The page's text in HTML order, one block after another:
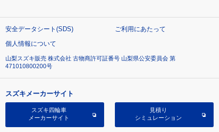
安全データシート(SDS)
ご利用にあたって
個人情報について
山梨スズキ販売 株式会社 古物商許可証番号 山梨県公安委員会 第
471010800200号
スズキメーカーサイト
スズキ四輪車
メーカーサイト
見積り
シミュレーション